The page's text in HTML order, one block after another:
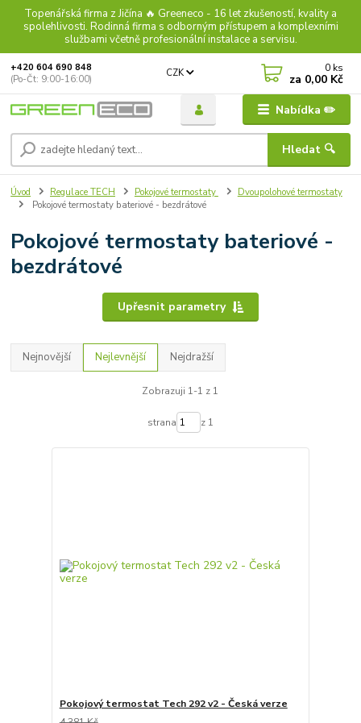
Topenářská firma z Jičína 🔥 Greeneco - 16 let zkušeností, kvality a
spolehlivosti. Rodinná firma s odborným přístupem a komplexními
službami včetně profesionální instalace a servisu.
Nabídka ✏️
CZK
Hledat 🔍
+420 604 690 848
(Po-Čt: 9:00-16:00)
0 ks
za 0,00 Kč
Úvod Regulace TECH Pokojové termostaty
Dvoupolohové termostaty
Pokojové termostaty bateriové - bezdrátové
Pokojové termostaty bateriové -
bezdrátové
Upřesnit parametry
Nejnovější Nejlevnější Nejdražší
Zobrazuji 1-1 z 1
strana z 1
Pokojový termostat Tech 292 v2 - Česká verze